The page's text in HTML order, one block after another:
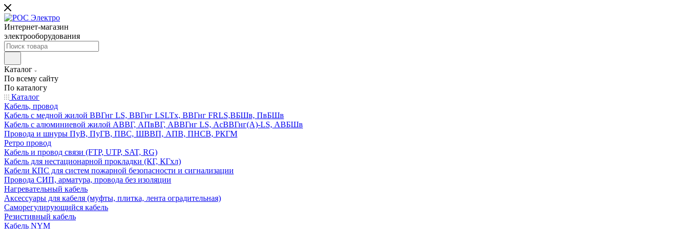
Интернет-магазин
электрооборудования
Каталог
По всему сайту
По каталогу
Каталог
Кабель, провод
Кабель с медной жилой ВВГнг LS, ВВГнг LSLTx, ВВГнг FRLS,ВБШв, ПвБШв
Кабель с алюминиевой жилой АВВГ, АПвВГ, АВВГнг LS, АсВВГнг(А)-LS, АВБШв
Провода и шнуры ПуВ, ПуГВ, ПВС, ШВВП, АПВ, ПНСВ, РКГМ
Ретро провод
Кабель и провод связи (FTP, UTP, SAT, RG)
Кабель для нестационарной прокладки (КГ, КГхл)
Кабели КПС для систем пожарной безопасности и сигнализации
Провода СИП, арматура, провода без изоляции
Нагревательный кабель
Аксессуары для кабеля (муфты, плитка, лента оградительная)
Саморегулирующийся кабель
Резистивный кабель
Кабель NYM